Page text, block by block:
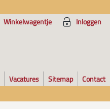
Winkelwagentje Inloggen
Vacatures Sitemap Contact